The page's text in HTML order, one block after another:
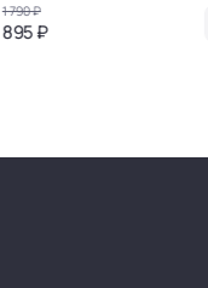
1 790 ₽
895 ₽